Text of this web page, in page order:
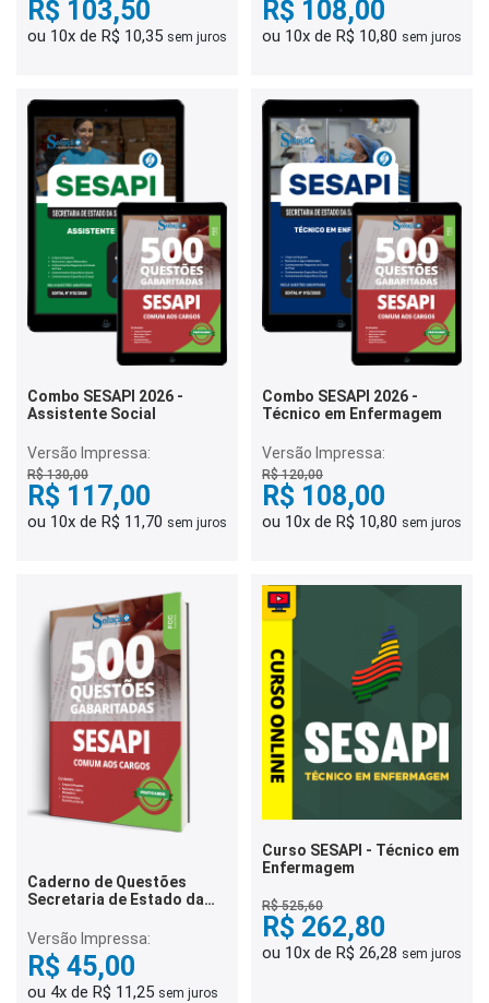
R$ 103,50
ou 10x de R$ 10,35 sem juros
R$ 108,00
ou 10x de R$ 10,80 sem juros
Combo SESAPI 2026 -
Assistente Social
Versão Impressa:
R$ 130,00
R$ 117,00
ou 10x de R$ 11,70 sem juros
Combo SESAPI 2026 -
Técnico em Enfermagem
Versão Impressa:
R$ 120,00
R$ 108,00
ou 10x de R$ 10,80 sem juros
Caderno de Questões
Secretaria de Estado da
Comum aos Cargos - 500
Questões Gabaritadas
Versão Impressa:
R$ 45,00
ou 4x de R$ 11,25 sem juros
Curso SESAPI - Técnico em
Enfermagem
R$ 525,60
R$ 262,80
ou 10x de R$ 26,28 sem juros